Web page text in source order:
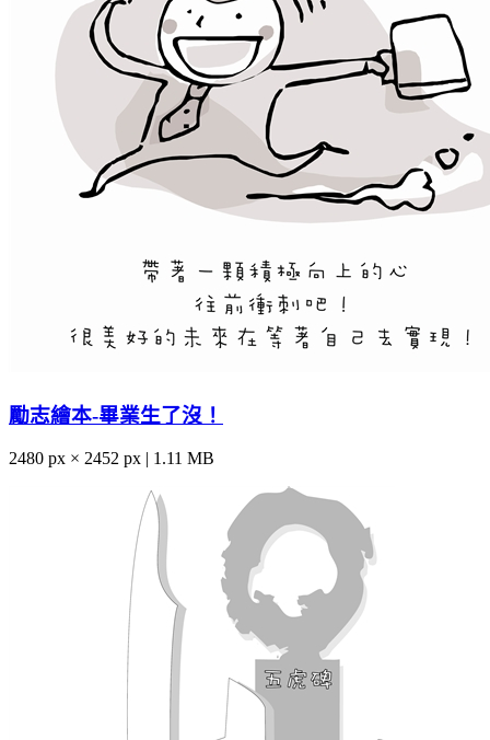
勵志繪本-畢業生了沒！
2480 px × 2452 px | 1.11 MB